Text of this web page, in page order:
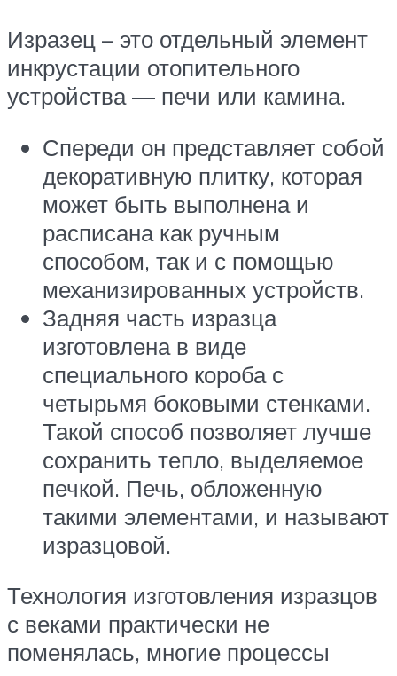
Изразец – это отдельный элемент
инкрустации отопительного
устройства — печи или камина.
Спереди он представляет собой
декоративную плитку, которая
может быть выполнена и
расписана как ручным
способом, так и с помощью
механизированных устройств.
Задняя часть изразца
изготовлена в виде
специального короба с
четырьмя боковыми стенками.
Такой способ позволяет лучше
сохранить тепло, выделяемое
печкой. Печь, обложенную
такими элементами, и называют
изразцовой.
Технология изготовления изразцов
с веками практически не
поменялась, многие процессы